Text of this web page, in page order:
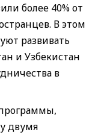
более 40% от
В этом
развивать
и Узбекистан
в
двумя